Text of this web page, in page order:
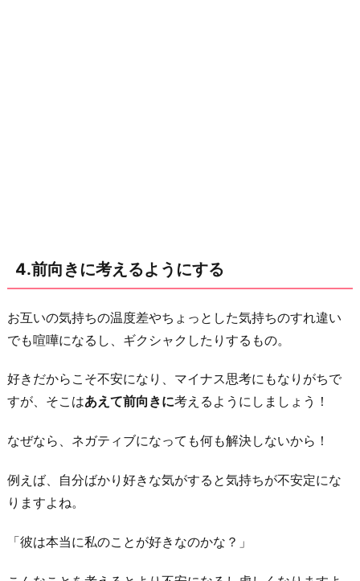
4.前向きに考えるようにする
お互いの気持ちの温度差やちょっとした気持ちのすれ違い
でも喧嘩になるし、ギクシャクしたりするもの。
好きだからこそ不安になり、マイナス思考にもなりがちで
すが、そこはあえて前向きに考えるようにしましょう！
なぜなら、ネガティブになっても何も解決しないから！
例えば、自分ばかり好きな気がすると気持ちが不安定にな
りますよね。
「彼は本当に私のことが好きなのかな？」